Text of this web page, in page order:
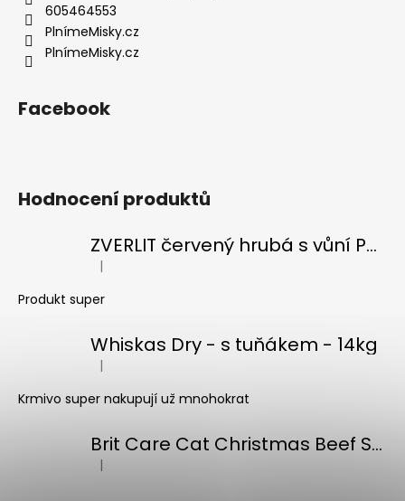
605464553
PlnímeMisky.cz
PlnímeMisky.cz
Facebook
Hodnocení produktů
ZVERLIT červený hrubá s vůní Podestýlka kočka 10kg
Hodnocení produktu je 5 z 5 hvězdiček.
|
Produkt super
Whiskas Dry - s tuňákem - 14kg
Hodnocení produktu je 5 z 5 hvězdiček.
|
Krmivo super nakupují už mnohokrat
Brit Care Cat Christmas Beef Soup 75g
Hodnocení produktu je 5 z 5 hvězdiček.
|